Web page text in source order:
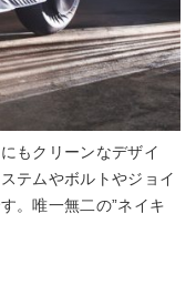
もクリーンなデザイ
テムやボルトやジョイ
。唯一無二の”ネイキ